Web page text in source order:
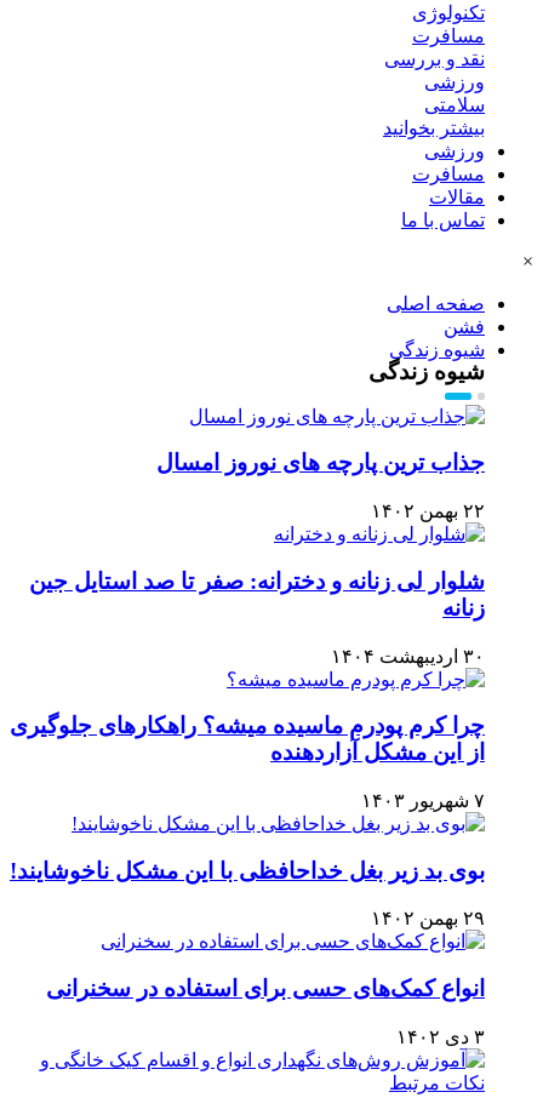
تکنولوژی
مسافرت
نقد و بررسی
ورزشی
سلامتی
بیشتر بخوانید
ورزشی
مسافرت
مقالات
تماس با ما
×
صفحه اصلی
فشن
شیوه زندگی
شیوه زندگی
جذاب ترین پارچه های نوروز امسال
۲۲ بهمن ۱۴۰۲
شلوار لی زنانه و دخترانه: صفر تا صد استایل جین
زنانه
۳۰ اردیبهشت ۱۴۰۴
چرا کرم پودرم ماسیده میشه؟ راهکارهای جلوگیری
از این مشکل آزاردهنده
۷ شهریور ۱۴۰۳
بوی بد زیر بغل خداحافظی با این مشکل ناخوشایند!
۲۹ بهمن ۱۴۰۲
انواع کمک‌های حسی برای استفاده در سخنرانی
۳ دی ۱۴۰۲